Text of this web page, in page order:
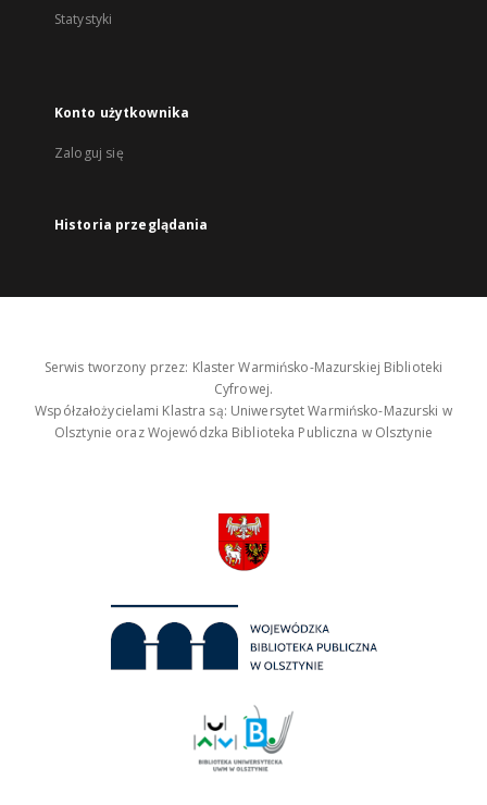
Statystyki
Konto użytkownika
Zaloguj się
Historia przeglądania
Serwis tworzony przez: Klaster Warmińsko-Mazurskiej Biblioteki
Cyfrowej.
Współzałożycielami Klastra są: Uniwersytet Warmińsko-Mazurski w
Olsztynie oraz Wojewódzka Biblioteka Publiczna w Olsztynie